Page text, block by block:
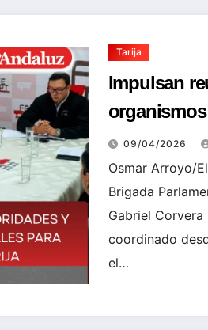
Tarija
Impulsan
traer
09/04/2026
Osmar Arroyo/
Brigada
Gabriel
coordinado
el…